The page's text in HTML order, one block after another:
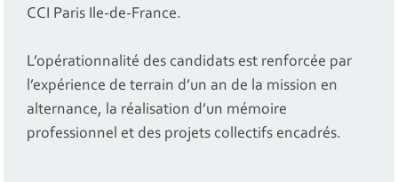
CCI Paris Ile-de-France.
L’opérationnalité des candidats est renforcée par
l’expérience de terrain d’un an de la mission en
alternance, la réalisation d’un mémoire
professionnel et des projets collectifs encadrés.